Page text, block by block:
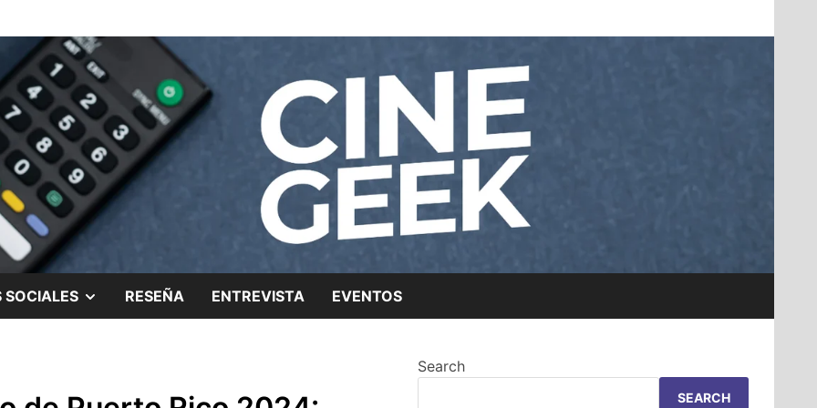
SOCIALES SHOWRESEÑA ENTREVISTA EVENTOS
Search
SEARCH